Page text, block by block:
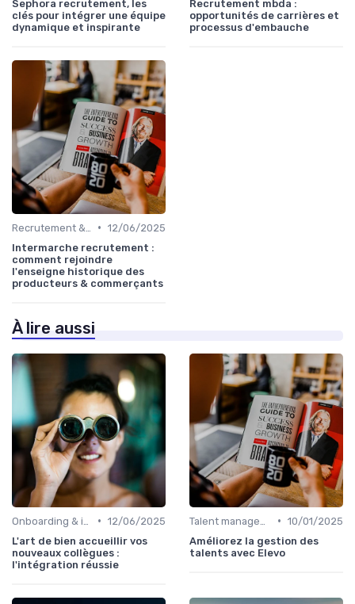
Sephora recrutement, les
clés pour intégrer une équipe
dynamique et inspirante
Recrutement mbda :
opportunités de carrières et
processus d'embauche
• 12/06/2025
Intermarche recrutement :
comment rejoindre
l'enseigne historique des
producteurs & commerçants
À lire aussi
• 12/06/2025
L'art de bien accueillir vos
nouveaux collègues :
l'intégration réussie
• 10/01/2025
Améliorez la gestion des
talents avec Elevo